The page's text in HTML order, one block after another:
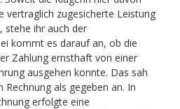
vertraglich zugesicherte Leistung
stehe ihr auch der
kommt es darauf an, ob die
Zahlung ernsthaft von einer
ausgehen konnte. Das sah
als gegeben an. In
erfolgte eine